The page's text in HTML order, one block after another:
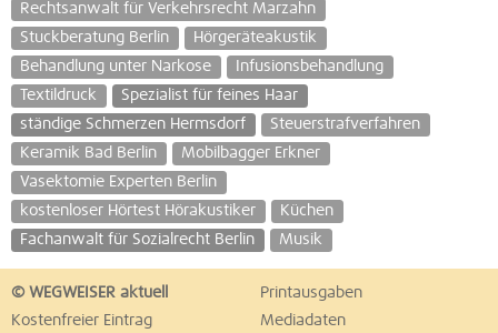
Rechtsanwalt für Verkehrsrecht Marzahn
Stuckberatung Berlin
Hörgeräteakustik
Behandlung unter Narkose
Infusionsbehandlung
Textildruck
Spezialist für feines Haar
ständige Schmerzen Hermsdorf
Steuerstrafverfahren
Keramik Bad Berlin
Mobilbagger Erkner
Vasektomie Experten Berlin
kostenloser Hörtest Hörakustiker
Küchen
Fachanwalt für Sozialrecht Berlin
Musik
© WEGWEISER aktuell
Printausgaben
Kostenfreier Eintrag
Mediadaten